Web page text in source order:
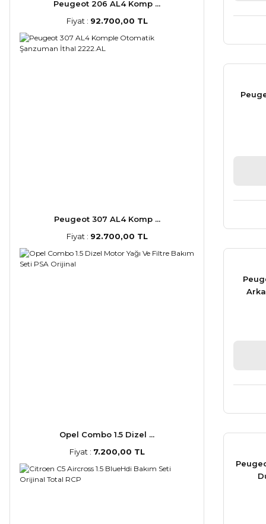
Peugeot 206 AL4 Komp ...
Fiyat : 92.700,00 TL
Peugeot 307 AL4 Komp ...
Fiyat : 92.700,00 TL
Opel Combo 1.5 Dizel ...
Fiyat : 7.200,00 TL